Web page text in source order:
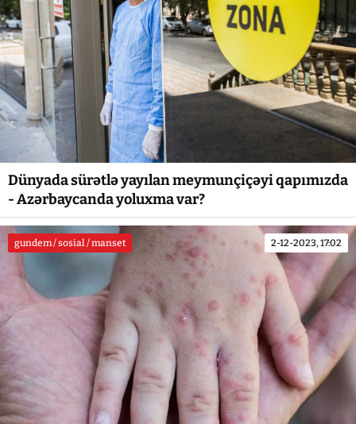
Dünyada sürətlə yayılan meymunçiçəyi qapımızda
- Azərbaycanda yoluxma var?
gundem / sosial / manset 2-12-2023, 17:02